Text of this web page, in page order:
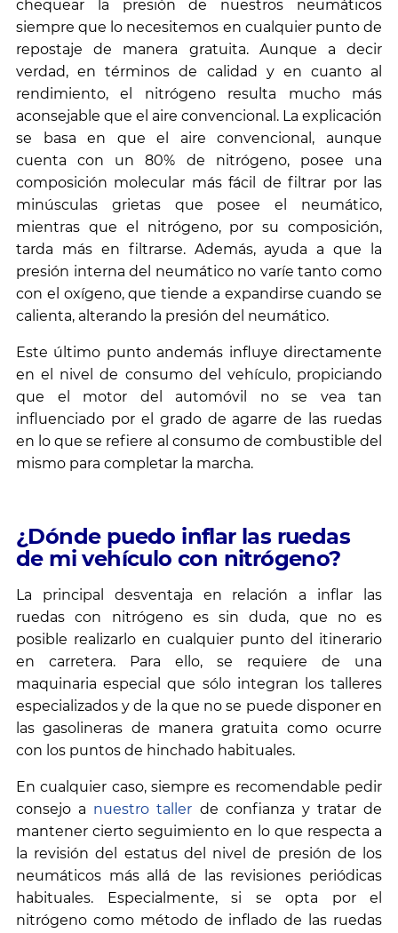
chequear la presión de nuestros neumáticos
siempre que lo necesitemos en cualquier punto de
repostaje de manera gratuita. Aunque a decir
verdad, en términos de calidad y en cuanto al
rendimiento, el nitrógeno resulta mucho más
aconsejable que el aire convencional. La explicación
se basa en que el aire convencional, aunque
cuenta con un 80% de nitrógeno, posee una
composición molecular más fácil de filtrar por las
minúsculas grietas que posee el neumático,
mientras que el nitrógeno, por su composición,
tarda más en filtrarse. Además, ayuda a que la
presión interna del neumático no varíe tanto como
con el oxígeno, que tiende a expandirse cuando se
calienta, alterando la presión del neumático.
Este último punto andemás influye directamente
en el nivel de consumo del vehículo, propiciando
que el motor del automóvil no se vea tan
influenciado por el grado de agarre de las ruedas
en lo que se refiere al consumo de combustible del
mismo para completar la marcha.
¿Dónde puedo inflar las ruedas
de mi vehículo con nitrógeno?
La principal desventaja en relación a inflar las
ruedas con nitrógeno es sin duda, que no es
posible realizarlo en cualquier punto del itinerario
en carretera. Para ello, se requiere de una
maquinaria especial que sólo integran los talleres
especializados y de la que no se puede disponer en
las gasolineras de manera gratuita como ocurre
con los puntos de hinchado habituales.
En cualquier caso, siempre es recomendable pedir
consejo a nuestro taller de confianza y tratar de
mantener cierto seguimiento en lo que respecta a
la revisión del estatus del nivel de presión de los
neumáticos más allá de las revisiones periódicas
habituales. Especialmente, si se opta por el
nitrógeno como método de inflado de las ruedas